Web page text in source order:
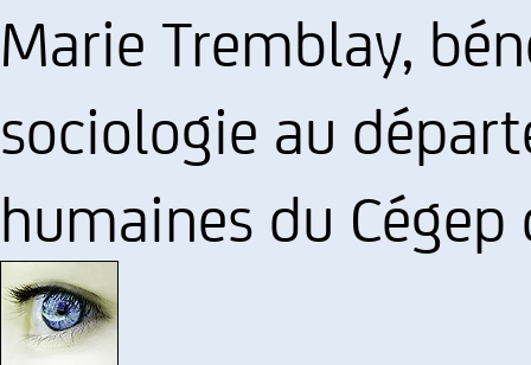
Marie Tremblay,
sociologie au
humaines du